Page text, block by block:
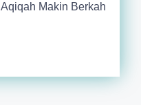
Aqiqah Makin Berkah